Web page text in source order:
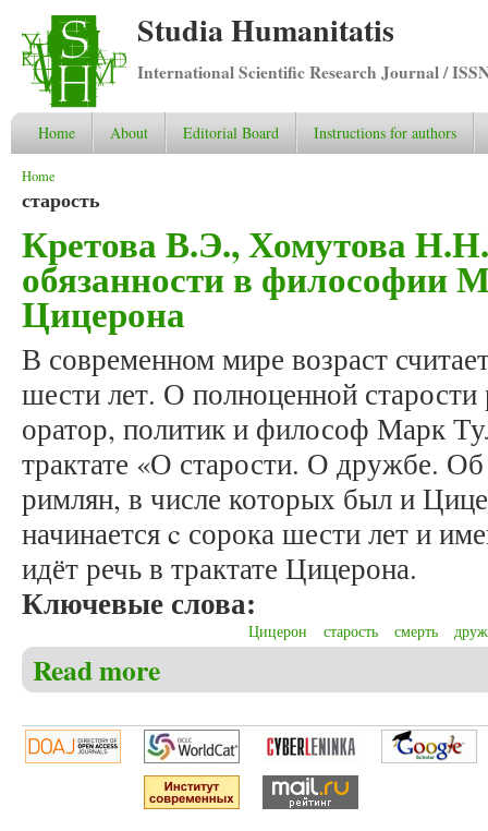
Studia Humanitatis
International Scientific Research Journal /
Home About Editorial Board Instructions for authors
You are here
Home
старость
Кретова В.Э., Хомутова
обязанности в философии
Цицерона
В современном мире возраст
шести лет. О полноценной
оратор, политик и философ Марк
трактате «О старости. О дружбе.
римлян, в числе которых был и
начинается c сорока шести лет и
идёт речь в трактате Цицерона.
Ключевые слова:
Цицерон старость смерть
Read more